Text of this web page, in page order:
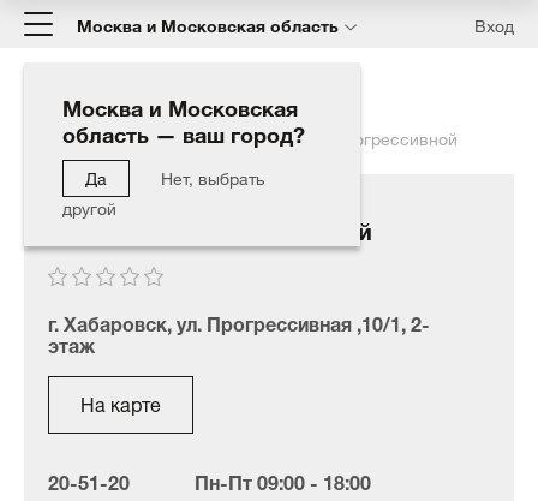
Москва и Московская область
Москва и Московская
область — ваш город?
Да
Нет, выбрать
другой
Вход
Главная Наши дилеры Магазин на Прогрессивной
Магазин на Прогрессивной
​г. Хабаровск, ул. Прогрессивная ,10/1, 2-
этаж
На карте
20-51-20
Пн-Пт 09:00 - 18:00